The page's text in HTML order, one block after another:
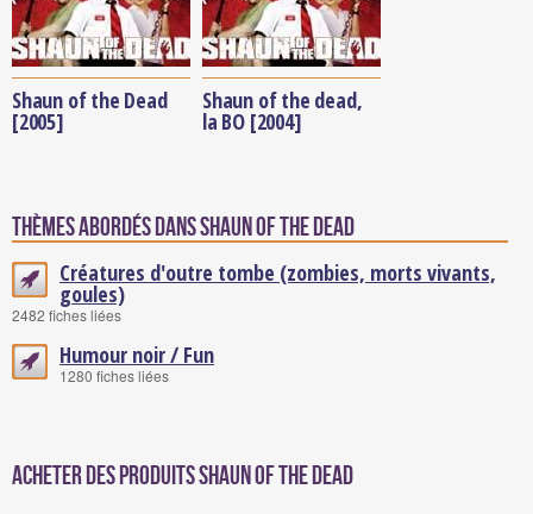
Shaun of the Dead
[2005]
Shaun of the dead,
la BO [2004]
Thèmes abordés dans Shaun of the Dead
Créatures d'outre tombe (zombies, morts vivants,
goules)
2482 fiches liées
Humour noir / Fun
1280 fiches liées
Acheter des produits Shaun of the Dead